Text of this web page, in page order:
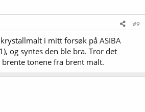
#9
i mitt forsøk på ASIBA
og syntes den ble bra. Tror det
tonene fra brent malt.